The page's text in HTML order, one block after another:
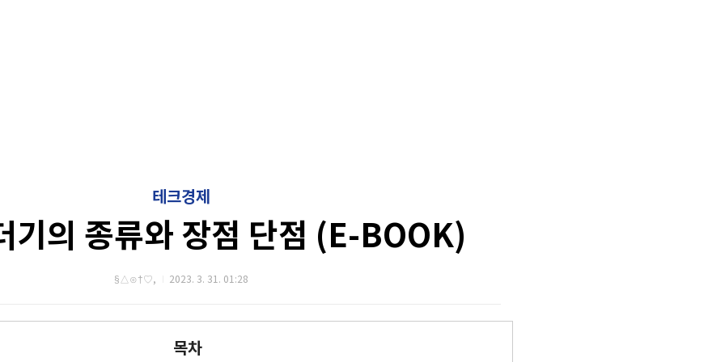
테크경제
기의 종류와 장점 단점 (E-BOOK)
§△⊙†♡, 2023. 3. 31. 01:28
목차